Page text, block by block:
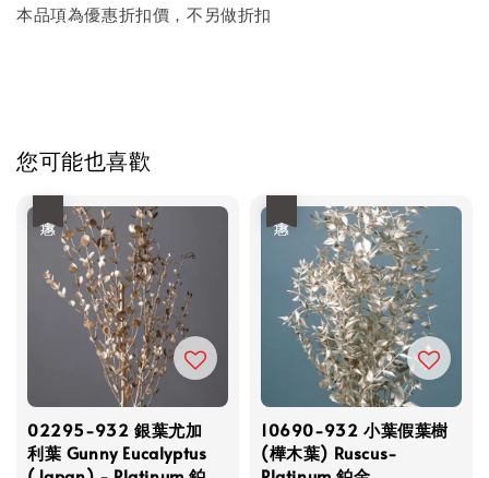
本品項為優惠折扣價，不另做折扣
您可能也喜歡
02295-932 銀葉尤加
利葉 Gunny Eucalyptus
10690-932 小葉假葉樹
(樺木葉) Ruscus-